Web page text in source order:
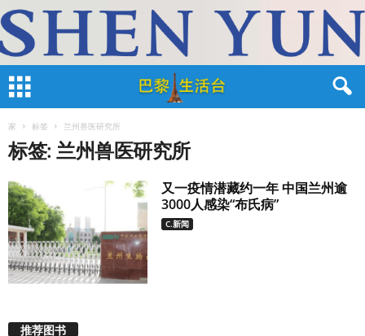
家 标签 兰州兽医研究所
标签: 兰州兽医研究所
又一疫情潜藏约一年 中国兰州逾
3000人感染“布氏病”
C.新闻
推荐图书